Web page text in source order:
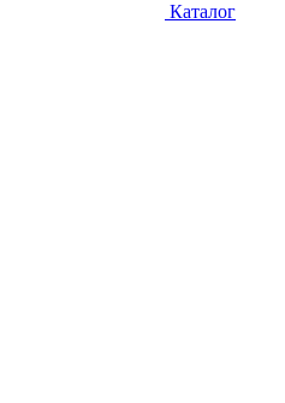
Каталог